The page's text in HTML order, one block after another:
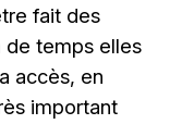
fait des
de temps elles
accès, en
important